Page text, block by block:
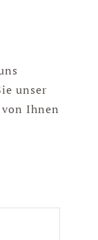
unser
Ihnen